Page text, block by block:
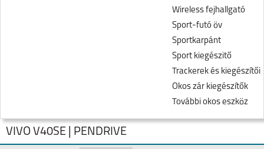
Wireless fejhallgató
Sport-futó öv
Sportkarpánt
Sport kiegészitő
Trackerek és kiegészítői
Okos zár kiegészítők
További okos eszköz
VIVO V40SE | PENDRIVE